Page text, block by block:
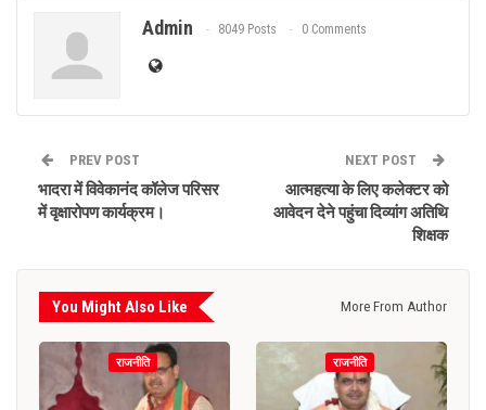
Admin 8049 Posts 0 Comments
PREV POST
भादरा में विवेकानंद कॉलेज परिसर
में वृक्षारोपण कार्यक्रम।
NEXT POST
आत्महत्या के लिए कलेक्टर को
आवेदन देने पहुंचा दिव्यांग अतिथि
शिक्षक
You Might Also Like More From Author
राजनीति राजनीति